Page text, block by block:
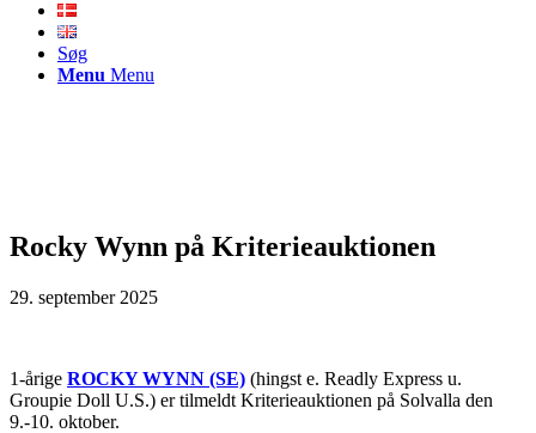
Søg
Menu Menu
Rocky Wynn på Kriterieauktionen
29. september 2025
1-årige ROCKY WYNN (SE) (hingst e. Readly Express u.
Groupie Doll U.S.) er tilmeldt Kriterieauktionen på Solvalla den
9.-10. oktober.